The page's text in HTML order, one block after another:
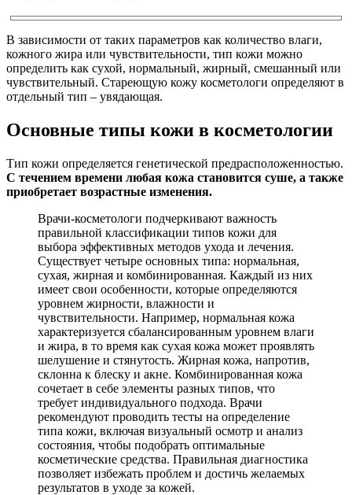
В зависимости от таких параметров как количество влаги,
кожного жира или чувствительности, тип кожи можно
определить как сухой, нормальный, жирный, смешанный или
чувствительный. Стареющую кожу косметологи определяют в
отдельный тип – увядающая.
Основные типы кожи в косметологии
Тип кожи определяется генетической предрасположенностью.
С течением времени любая кожа становится суше, а также
приобретает возрастные изменения.
Врачи-косметологи подчеркивают важность
правильной классификации типов кожи для
выбора эффективных методов ухода и лечения.
Существует четыре основных типа: нормальная,
сухая, жирная и комбинированная. Каждый из них
имеет свои особенности, которые определяются
уровнем жирности, влажности и
чувствительности. Например, нормальная кожа
характеризуется сбалансированным уровнем влаги
и жира, в то время как сухая кожа может проявлять
шелушение и стянутость. Жирная кожа, напротив,
склонна к блеску и акне. Комбинированная кожа
сочетает в себе элементы разных типов, что
требует индивидуального подхода. Врачи
рекомендуют проводить тесты на определение
типа кожи, включая визуальный осмотр и анализ
состояния, чтобы подобрать оптимальные
косметические средства. Правильная диагностика
позволяет избежать проблем и достичь желаемых
результатов в уходе за кожей.